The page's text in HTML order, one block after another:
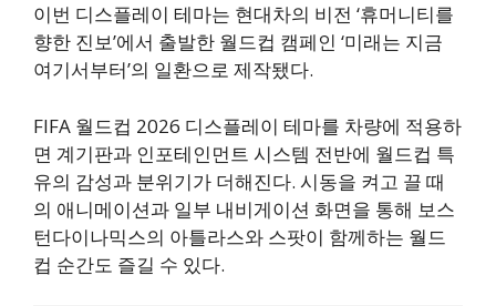
이번 디스플레이 테마는 현대차의 비전 ‘휴머니티를
향한 진보’에서 출발한 월드컵 캠페인 ‘미래는 지금
여기서부터’의 일환으로 제작됐다.
FIFA 월드컵 2026 디스플레이 테마를 차량에 적용하
면 계기판과 인포테인먼트 시스템 전반에 월드컵 특
유의 감성과 분위기가 더해진다. 시동을 켜고 끌 때
의 애니메이션과 일부 내비게이션 화면을 통해 보스
턴다이나믹스의 아틀라스와 스팟이 함께하는 월드
컵 순간도 즐길 수 있다.